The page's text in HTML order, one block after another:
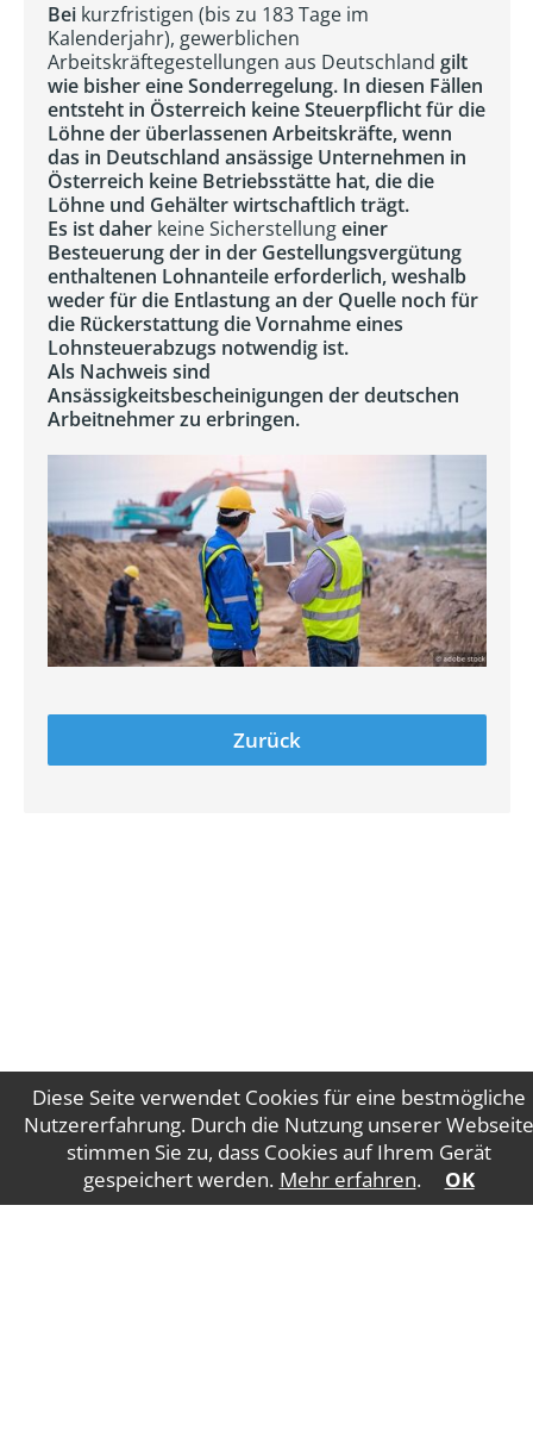
Diese Seite verwendet Cookies für eine bestmögliche
Nutzererfahrung. Durch die Nutzung unserer Webseite
stimmen Sie zu, dass Cookies auf Ihrem Gerät
gespeichert werden. Mehr erfahren. OK
Bei kurzfristigen (bis zu 183 Tage im
Kalenderjahr), gewerblichen
Arbeitskräftegestellungen aus Deutschland gilt
wie bisher eine Sonderregelung. In diesen Fällen
entsteht in Österreich keine Steuerpflicht für die
Löhne der überlassenen Arbeitskräfte, wenn
das in Deutschland ansässige Unternehmen in
Österreich keine Betriebsstätte hat, die die
Löhne und Gehälter wirtschaftlich trägt.
Es ist daher keine Sicherstellungeiner
Besteuerung der in der Gestellungsvergütung
enthaltenen Lohnanteile erforderlich, weshalb
weder für die Entlastung an der Quelle noch für
die Rückerstattung die Vornahme eines
Lohnsteuerabzugs notwendig ist.
Als Nachweis sind
Ansässigkeitsbescheinigungen der deutschen
Arbeitnehmer zu erbringen.
Zurück
Impressum Datenschutz